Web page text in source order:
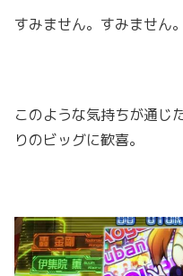
すみません。すみません。
このような気持ちが通じ
りのビッグに歓喜。